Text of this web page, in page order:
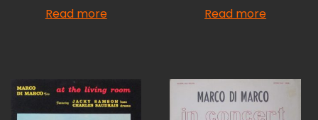
Read more Read more